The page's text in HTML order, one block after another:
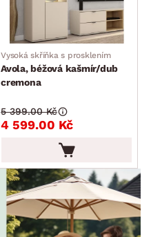
Vysoká skříňka s prosklením
Avola, béžová kašmír/dub
cremona
4 599.00 Kč
5 399.00 Kč